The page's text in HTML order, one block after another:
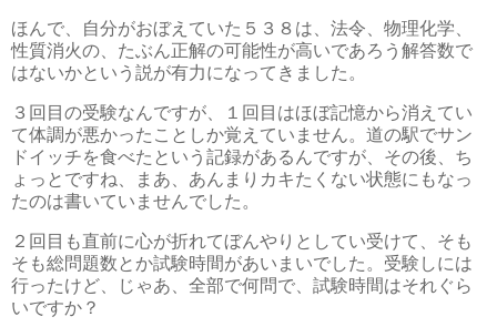
ほんで、自分がおぼえていた５３８は、法令、物理化学、
性質消火の、たぶん正解の可能性が高いであろう解答数で
はないかという説が有力になってきました。
３回目の受験なんですが、１回目はほぼ記憶から消えてい
て体調が悪かったことしか覚えていません。道の駅でサン
ドイッチを食べたという記録があるんですが、その後、ち
ょっとですね、まあ、あんまりカキたくない状態にもなっ
たのは書いていませんでした。
２回目も直前に心が折れてぼんやりとしてい受けて、そも
そも総問題数とか試験時間があいまいでした。受験しには
行ったけど、じゃあ、全部で何問で、試験時間はそれぐら
いですか？